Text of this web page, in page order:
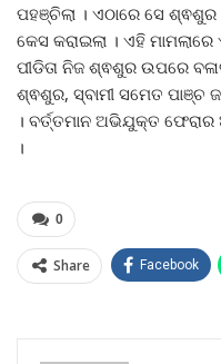
ପହଞ୍ଚିଲା । ଏଠାରେ ସେ
କେସ କରାଇଲା । ଏହି
ପୀଡିତା ନିଜ ଶ୍ଵଶୁର ଉପରେ
ଶ୍ଵଶୁର, ସ୍ବାମୀ ସମେତ
। ବର୍ତ୍ତମାନ ଅଭିଯୁକ୍ତ
।
0
Share Facebook